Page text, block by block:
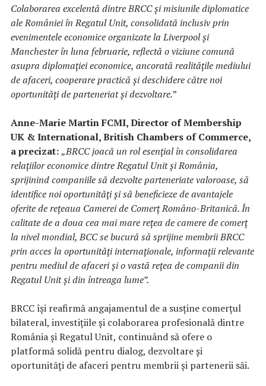
Colaborarea excelentă dintre BRCC și misiunile diplomatice
ale României în Regatul Unit, consolidată inclusiv prin
evenimentele economice organizate la Liverpool și
Manchester în luna februarie, reflectă o viziune comună
asupra diplomației economice, ancorată realitățile mediului
de afaceri, cooperare practică și deschidere către noi
oportunități de parteneriat și dezvoltare.”
Anne-Marie Martin FCMI, Director of Membership
UK & International, British Chambers of Commerce,
a precizat:„BRCC joacă un rol esențial în consolidarea
relațiilor economice dintre Regatul Unit și România,
sprijinind companiile să dezvolte parteneriate valoroase, să
identifice noi oportunități și să beneficieze de avantajele
oferite de rețeaua Camerei de Comerț Româno-Britanică. În
calitate de a doua cea mai mare rețea de camere de comerț
la nivel mondial, BCC se bucură să sprijine membrii BRCC
prin acces la oportunități internaționale, informații relevante
pentru mediul de afaceri și o vastă rețea de companii din
Regatul Unit și din întreaga lume”.
BRCC își reafirmă angajamentul de a susține comerțul
bilateral, investițiile și colaborarea profesională dintre
România și Regatul Unit, continuând să ofere o
platformă solidă pentru dialog, dezvoltare și
oportunități de afaceri pentru membrii și partenerii săi.